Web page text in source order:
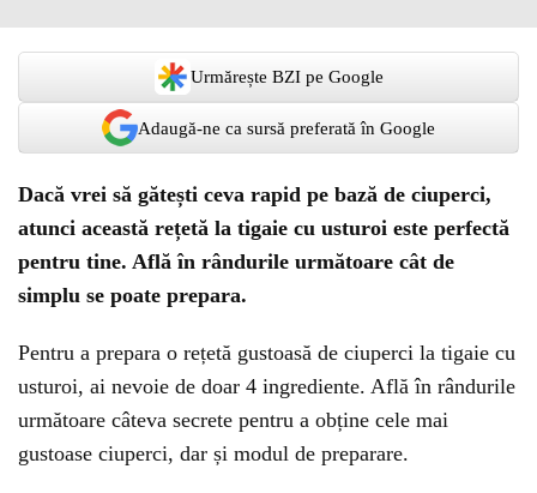
Urmărește BZI pe Google
Adaugă-ne ca sursă preferată în Google
Dacă vrei să gătești ceva rapid pe bază de ciuperci,
atunci această rețetă la tigaie cu usturoi este perfectă
pentru tine. Află în rândurile următoare cât de
simplu se poate prepara.
Pentru a prepara o rețetă gustoasă de ciuperci la tigaie cu
usturoi, ai nevoie de doar 4 ingrediente. Află în rândurile
următoare câteva secrete pentru a obține cele mai
gustoase ciuperci, dar și modul de preparare.